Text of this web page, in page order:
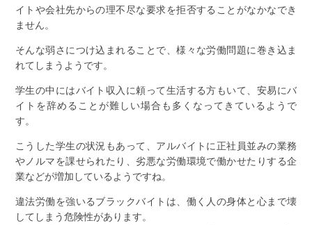
イトや会社先からの理不尽な要求を拒否することがなかなでき
ません。
そんな弱さにつけ込まれることで、様々な労働問題に巻き込ま
れてしまうようです。
学生の中にはバイト収入に頼って生活する方もいて、安易にバ
イトを辞めることが難しい場合も多くなってきているようで
す。
こうした学生の状況もあって、アルバイトに正社員並みの業務
やノルマを課せられたり、劣悪な労働環境で働かせたりする企
業などが増加しているようですね。
違法労働を強いるブラックバイトは、働く人の身体と心まで壊
してしまう危険性があります。